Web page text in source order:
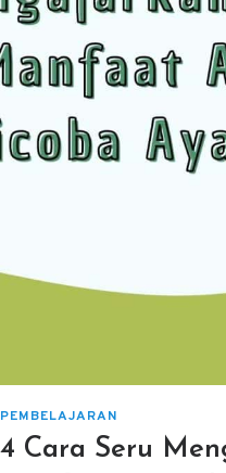
PEMBELAJARAN
4 Cara Seru